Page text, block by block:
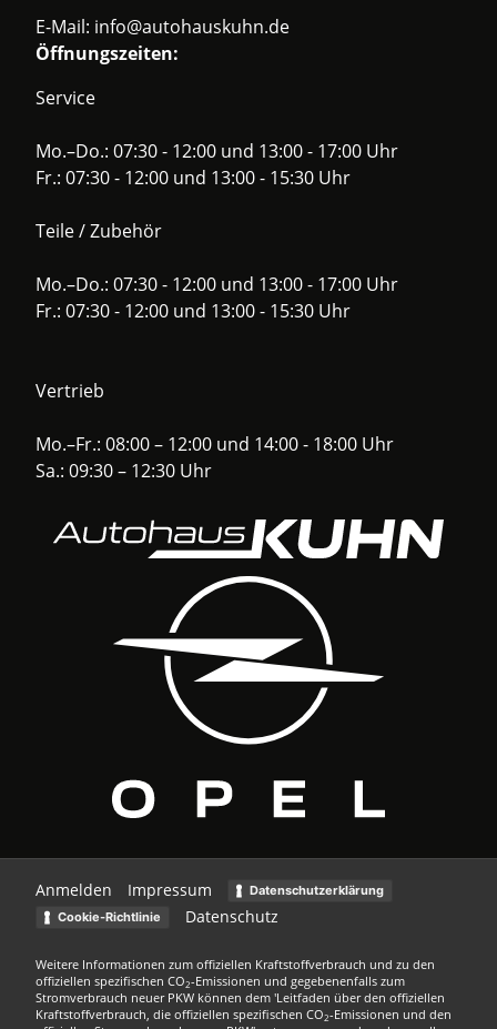
E-Mail: info@autohauskuhn.de
Öffnungszeiten:
Service
Mo.–Do.: 07:30 - 12:00 und 13:00 - 17:00 Uhr
Fr.: 07:30 - 12:00 und 13:00 - 15:30 Uhr
Teile / Zubehör
Mo.–Do.: 07:30 - 12:00 und 13:00 - 17:00 Uhr
Fr.: 07:30 - 12:00 und 13:00 - 15:30 Uhr
Vertrieb
Mo.–Fr.: 08:00 – 12:00 und 14:00 - 18:00 Uhr
Sa.: 09:30 – 12:30 Uhr
Anmelden Impressum
Datenschutzerklärung
Cookie-Richtlinie
Datenschutz
Weitere Informationen zum offiziellen Kraftstoffverbrauch und zu den
offiziellen spezifischen CO2-Emissionen und gegebenenfalls zum
Stromverbrauch neuer PKW können dem 'Leitfaden über den offiziellen
Kraftstoffverbrauch, die offiziellen spezifischen CO2-Emissionen und den